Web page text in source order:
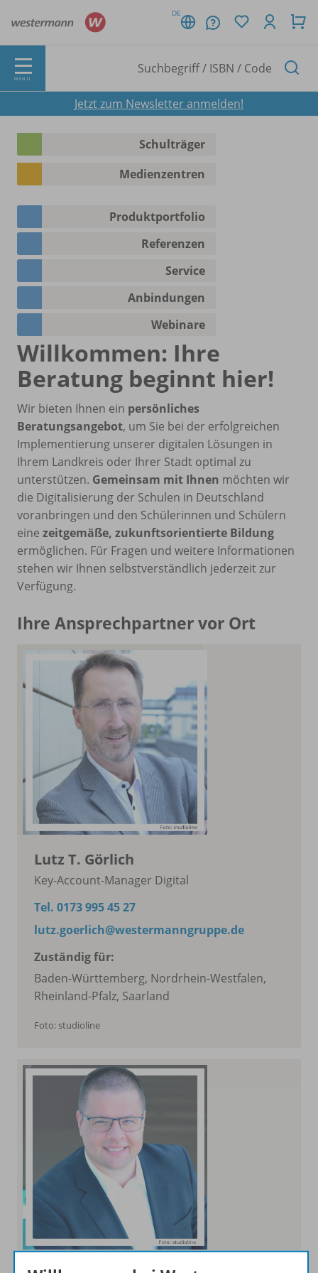
DE
MENÜ
Jetzt zum Newsletter anmelden!
Schulträger
Medienzentren
Produktportfolio
Referenzen
Service
Anbindungen
Webinare
Willkommen: Ihre
Beratung beginnt hier!
Wir bieten Ihnen ein persönliches
Beratungsangebot, um Sie bei der erfolgreichen
Implementierung unserer digitalen Lösungen in
Ihrem Landkreis oder Ihrer Stadt optimal zu
unterstützen. Gemeinsam mit Ihnen möchten wir
die Digitalisierung der Schulen in Deutschland
voranbringen und den Schülerinnen und Schülern
eine zeitgemäße, zukunftsorientierte Bildung
ermöglichen. Für Fragen und weitere Informationen
stehen wir Ihnen selbstverständlich jederzeit zur
Verfügung.
Ihre Ansprechpartner vor Ort
Lutz T. Görlich
Key-Account-Manager Digital
Tel. 0173 995 45 27
lutz.goerlich@westermanngruppe.de
Zuständig für:
Baden-Württemberg, Nordrhein-Westfalen,
Rheinland-Pfalz, Saarland
Foto: studioline